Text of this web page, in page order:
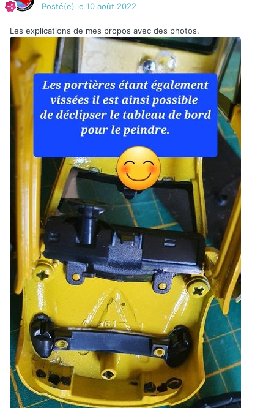
Posté(e) le 10 août 2022
Les explications de mes propos avec des photos.